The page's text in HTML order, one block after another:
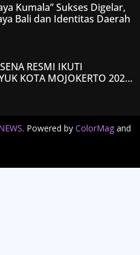
Kumala” Sukses Digelar,
Bali dan Identitas Daerah
RESMI IKUTI
KOTA MOJOKERTO 2026,
Y008
. Powered by ColorMag and